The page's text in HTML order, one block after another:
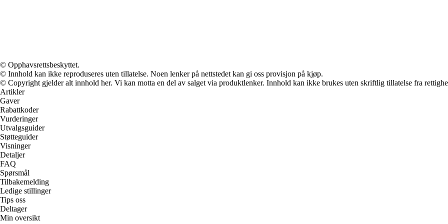
© Opphavsrettsbeskyttet.
© Innhold kan ikke reproduseres uten tillatelse. Noen lenker på nettstedet kan gi oss provisjon på kjøp.
© Copyright gjelder alt innhold her. Vi kan motta en del av salget via produktlenker. Innhold kan ikke brukes uten skriftlig tillatelse fra
Artikler
Gaver
Rabattkoder
Vurderinger
Utvalgsguider
Støtteguider
Visninger
Detaljer
FAQ
Spørsmål
Tilbakemelding
Ledige stillinger
Tips oss
Deltager
Min oversikt